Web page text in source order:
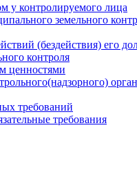
у контролируемого лица
земельного
(бездействия) его
контроля
ценностями
требований
требования